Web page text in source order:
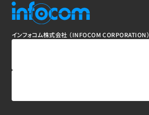
インフォコム株式会社 （INFOCOM CORPORATION）